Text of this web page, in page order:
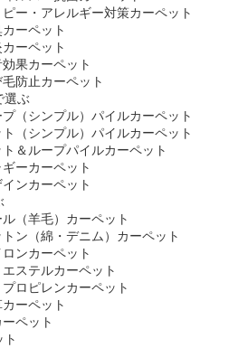
ピー・アレルギー対策カーペット
ーペット
ーペット
効果カーペット
防止カーペット
選ぶ
プ（シンプル）パイルカーペット
ト（シンプル）パイルカーペット
ト＆ループパイルカーペット
ギーカーペット
ンカーペット
ル（羊毛）カーペット
トン（綿・デニム）カーペット
ンカーペット
ステルカーペット
ロピレンカーペット
ーペット
ペット
ト